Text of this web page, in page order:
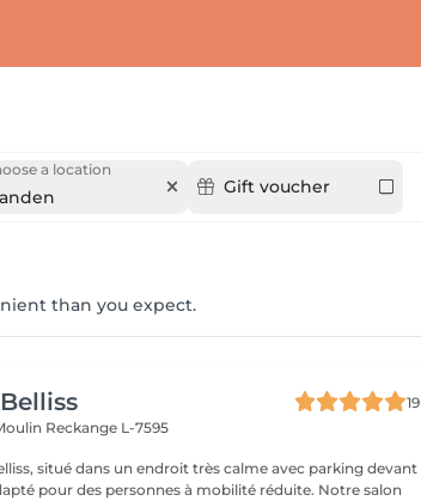
a location
Gift voucher
than you expect.
19
Reckange L-7595
situé dans un endroit très calme avec parking devant
pour des personnes à mobilité réduite. Notre salon